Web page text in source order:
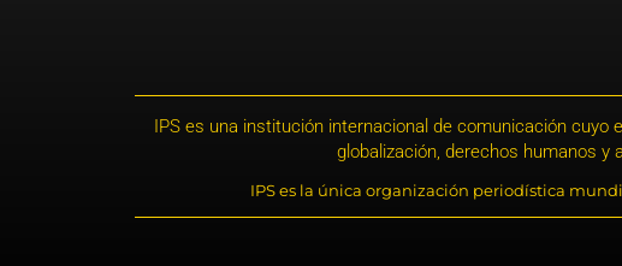
IPS es una institución internacional de comunicación
globalización, derechos humanos y
IPS es la única organización periodística